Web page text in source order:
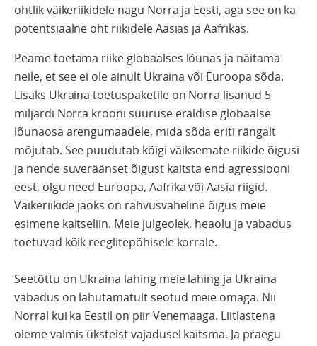
ohtlik väikeriikidele nagu Norra ja Eesti, aga see on ka
potentsiaalne oht riikidele Aasias ja Aafrikas.
Peame toetama riike globaalses lõunas ja näitama
neile, et see ei ole ainult Ukraina või Euroopa sõda.
Lisaks Ukraina toetuspaketile on Norra lisanud 5
miljardi Norra krooni suuruse eraldise globaalse
lõunaosa arengumaadele, mida sõda eriti rängalt
mõjutab. See puudutab kõigi väiksemate riikide õigusi
ja nende suveräänset õigust kaitsta end agressiooni
eest, olgu need Euroopa, Aafrika või Aasia riigid.
Väikeriikide jaoks on rahvusvaheline õigus meie
esimene kaitseliin. Meie julgeolek, heaolu ja vabadus
toetuvad kõik reeglitepõhisele korrale.
Seetõttu on Ukraina lahing meie lahing ja Ukraina
vabadus on lahutamatult seotud meie omaga. Nii
Norral kui ka Eestil on piir Venemaaga. Liitlastena
oleme valmis üksteist vajadusel kaitsma. Ja praegu